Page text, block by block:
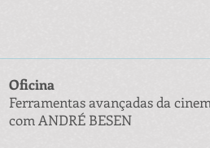
Oficina
Ferramentas avançadas da
com ANDRÉ BESEN